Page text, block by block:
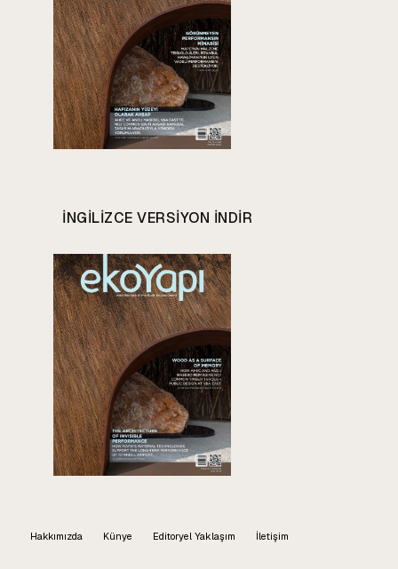
INGILIZCE VERSIYON INDIR
Hakkımızda Künye Editoryel Yaklaşım İletişim